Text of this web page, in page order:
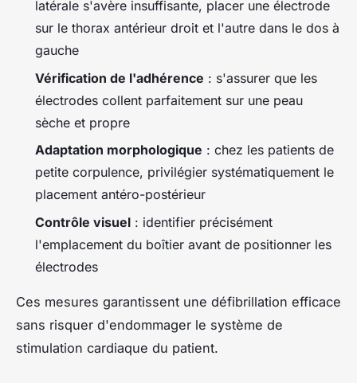
latérale s'avère insuffisante, placer une électrode
sur le thorax antérieur droit et l'autre dans le dos à
gauche
Vérification de l'adhérence : s'assurer que les
électrodes collent parfaitement sur une peau
sèche et propre
Adaptation morphologique : chez les patients de
petite corpulence, privilégier systématiquement le
placement antéro-postérieur
Contrôle visuel : identifier précisément
l'emplacement du boîtier avant de positionner les
électrodes
Ces mesures garantissent une défibrillation efficace
sans risquer d'endommager le système de
stimulation cardiaque du patient.